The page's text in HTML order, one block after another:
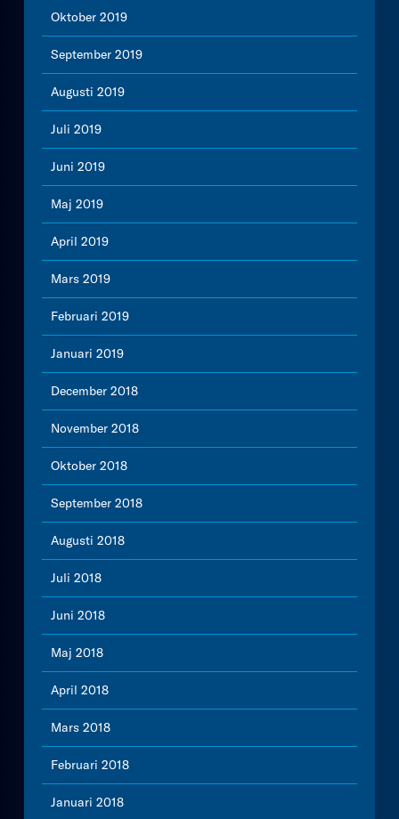
Oktober 2019
September 2019
Augusti 2019
Juli 2019
Juni 2019
Maj 2019
April 2019
Mars 2019
Februari 2019
Januari 2019
December 2018
November 2018
Oktober 2018
September 2018
Augusti 2018
Juli 2018
Juni 2018
Maj 2018
April 2018
Mars 2018
Februari 2018
Januari 2018